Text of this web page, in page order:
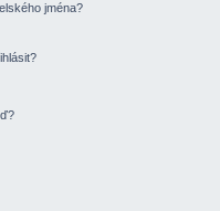
jména?